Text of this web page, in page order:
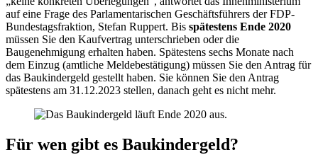
auf eine Frage des Parlamentarischen Geschäftsführers der FDP-
Bundestagsfraktion, Stefan Ruppert. Bis spätestens Ende 2020
müssen Sie den Kaufvertrag unterschrieben oder die
Baugenehmigung erhalten haben. Spätestens sechs Monate nach
dem Einzug (amtliche Meldebestätigung) müssen Sie den Antrag für
das Baukindergeld gestellt haben. Sie können Sie den Antrag
spätestens am 31.12.2023 stellen, danach geht es nicht mehr.
Für wen gibt es Baukindergeld?